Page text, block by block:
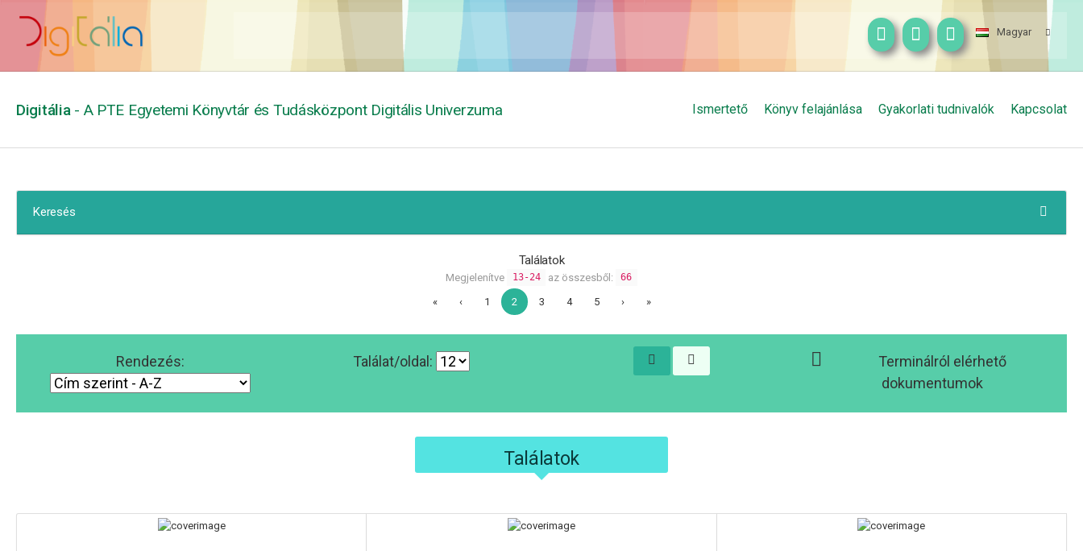
Magyar
Digitália - A PTE Egyetemi Könyvtár és Tudásközpont Digitális Univerzuma Ismertető Könyv felajánlása Gyakorlati tudnivalók Kapcsolat
Keresés
Találatok
Megjelenítve 13-24 az összesből: 66
« ‹ 1 2 3 4 5 › »
Rendezés: Találat/oldal:
Terminálról elérhető
dokumentumok
Találatok